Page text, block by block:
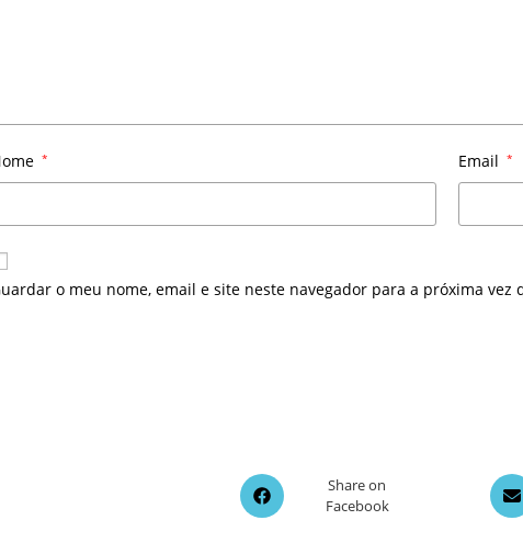
* Email *
o meu nome, email e site neste navegador para a próxima vez
Opens
in
Share on
Facebook
in